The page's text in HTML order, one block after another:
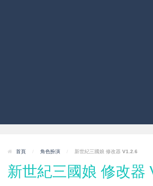
首頁 / 角色扮演 / 新世紀三國娘 修改器 V1.2.6
新世紀三國娘 修改器